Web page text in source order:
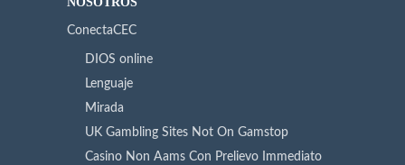
ConectaCEC
DIOS online
Lenguaje
Mirada
UK Gambling Sites Not On Gamstop
Casino Non Aams Con Prelievo Immediato